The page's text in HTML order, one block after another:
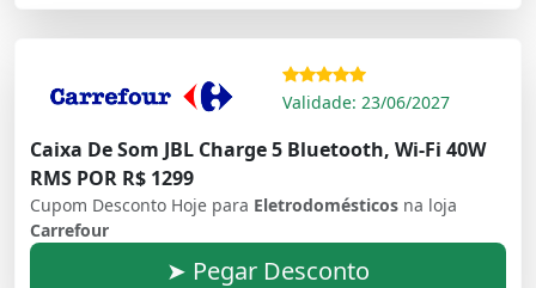
Validade: 23/06/2027
Caixa De Som JBL Charge 5 Bluetooth, Wi-Fi 40W
RMS POR R$ 1299
Cupom Desconto Hoje para Eletrodomésticos na loja
Carrefour
➤ Pegar Desconto